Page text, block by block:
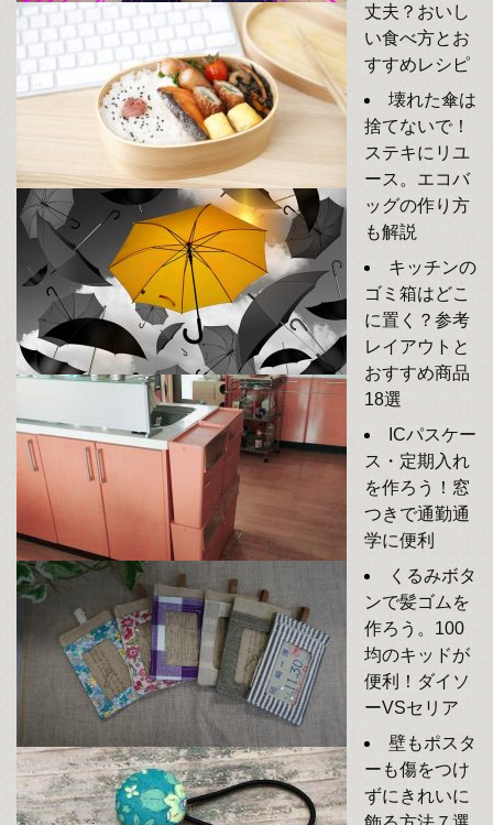
丈夫？おいし
い食べ方とお
すすめレシピ
壊れた傘は
捨てないで！
ステキにリユ
ース。エコバ
ッグの作り方
も解説
キッチンの
ゴミ箱はどこ
に置く？参考
レイアウトと
おすすめ商品
18選
ICパスケー
ス・定期入れ
を作ろう！窓
つきで通勤通
学に便利
くるみボタ
ンで髪ゴムを
作ろう。100
均のキッドが
便利！ダイソ
ーVSセリア
壁もポスタ
ーも傷をつけ
ずにきれいに